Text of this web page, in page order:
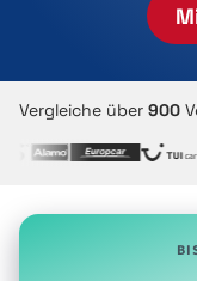
Vergleiche über 900